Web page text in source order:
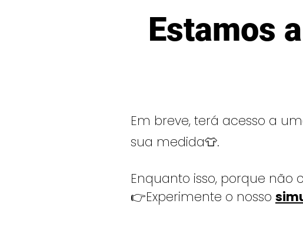
Estamos
Em breve, terá acesso a
sua medida👕.
Enquanto isso, porque
👉Experimente o nosso